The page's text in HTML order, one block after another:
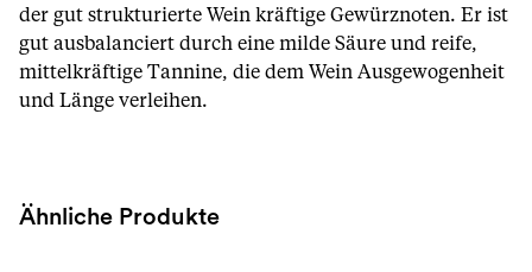
der gut strukturierte Wein kräftige Gewürznoten. Er ist
gut ausbalanciert durch eine milde Säure und reife,
mittelkräftige Tannine, die dem Wein Ausgewogenheit
und Länge verleihen.
Ähnliche Produkte